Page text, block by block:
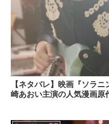
【ネタバレ】映画『ソラ
崎あおい主演の人気漫画原